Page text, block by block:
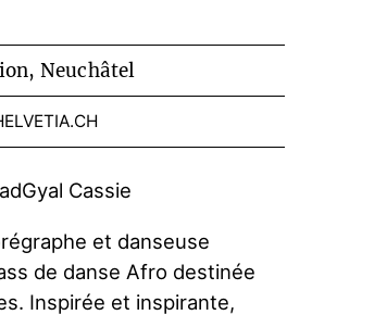
Neuchâtel
Cassie
et danseuse
de danse Afro destinée
Inspirée et inspirante,